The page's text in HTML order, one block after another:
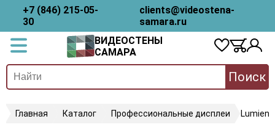
+7 (846) 215-05-
30
clients@videostena-
samara.ru
ВИДЕОСТЕНЫ
САМАРА
Поиск
Главная Каталог Профессиональные дисплеи Lumien